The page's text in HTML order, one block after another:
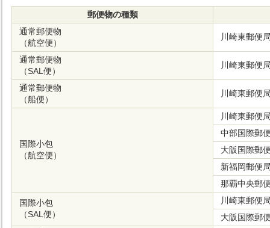
郵便物の種類
通常郵便物
（航空便）
川崎東郵便
通常郵便物
（SAL便）
川崎東郵便
通常郵便物
（船便）
川崎東郵便
国際小包
（航空便）
川崎東郵便
中部国際郵
大阪国際郵
新福岡郵便
那覇中央郵
国際小包
（SAL便）
川崎東郵便
大阪国際郵